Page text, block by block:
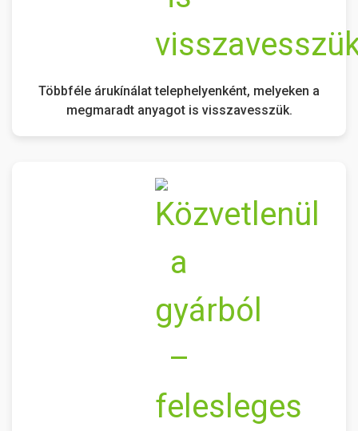
Többféle árukínálat telephelyenként, melyeken a
megmaradt anyagot is visszavesszük.